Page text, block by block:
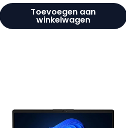
Toevoegen aan
winkelwagen